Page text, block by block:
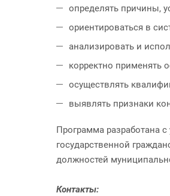
определять причины,
ориентироваться в
анализировать и
корректно применять
осуществлять
выявлять признаки
Программа разработана
государственной
должностей
Контакты: